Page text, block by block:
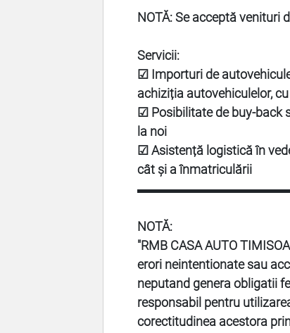
NOTĂ: Se acceptă venituri
Servicii:
☑ Importuri de
achiziția autovehiculelor,
☑ Posibilitate de buy-back
la noi
☑ Asistență logistică în
cât și a înmatriculării
NOTĂ:
"RMB CASA AUTO
erori neintentionate sau
neputand genera obligatii
responsabil pentru
corectitudinea acestora